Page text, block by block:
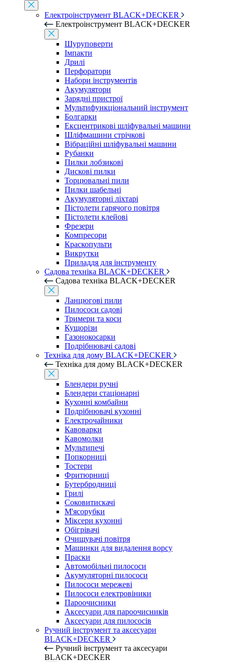
Електроінструмент BLACK+DECKER
Електроінструмент BLACK+DECKER
Шуруповерти
Імпакти
Дрилі
Перфоратори
Набори інструментів
Акумулятори
Зарядні пристрої
Мультифункціональний інструмент
Болгарки
Ексцентрикові шліфувальні машини
Шліфмашини стрічкові
Вібраційні шліфувальні машини
Рубанки
Пилки лобзикові
Дискові пилки
Торцювальні пили
Пилки шабельні
Акумуляторні ліхтарі
Пістолети гарячого повітря
Пістолети клейові
Фрезери
Компресори
Краскопульти
Викрутки
Приладдя для інструменту
Садова техніка BLACK+DECKER
Садова техніка BLACK+DECKER
Ланцюгові пили
Пилососи садові
Тримери та коси
Кущорізи
Газонокосарки
Подрібнювачі садові
Техніка для дому BLACK+DECKER
Техніка для дому BLACK+DECKER
Блендери ручні
Блендери стаціонарні
Кухонні комбайни
Подрібнювачі кухонні
Електрочайники
Кавоварки
Кавомолки
Мультипечі
Попкорниці
Тостери
Фритюрниці
Бутербродниці
Грилі
Соковитискачі
М'ясорубки
Міксери кухонні
Обігрівачі
Очищувачі повітря
Машинки для видалення ворсу
Праски
Автомобільні пилососи
Акумуляторні пилососи
Пилососи мережеві
Пилососи електровіники
Пароочисники
Аксесуари для пароочисників
Аксесуари для пилососів
Ручний інструмент та аксесуари
BLACK+DECKER
Ручний інструмент та аксесуари
BLACK+DECKER